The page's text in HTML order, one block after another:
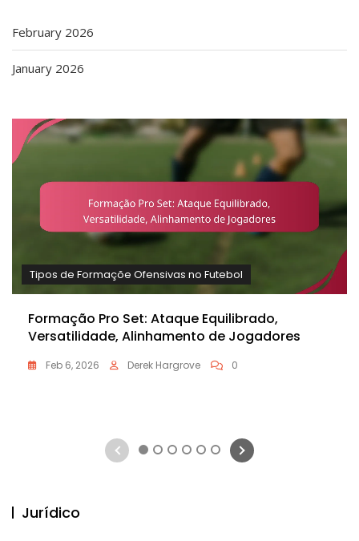
February 2026
January 2026
Tipos de Formaçõe Ofensivas no Futebol
Formação Pro Set: Ataque Equilibrado,
Versatilidade, Alinhamento de Jogadores
Feb 6, 2026 Derek Hargrove 0
1 2 3 4 5 6
Jurídico